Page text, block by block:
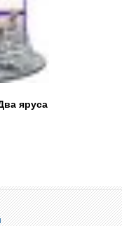
яруса